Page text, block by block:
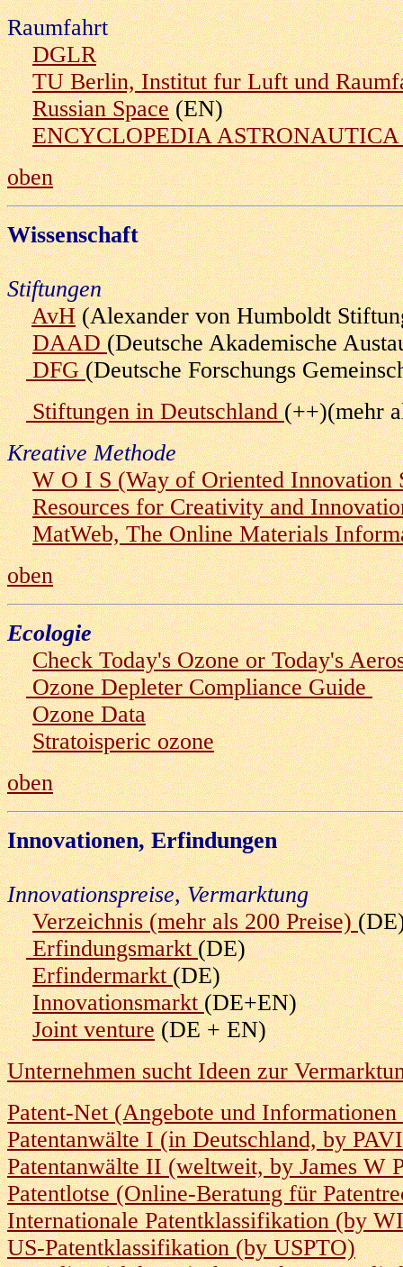
Raumfahrt
DGLR
TU Berlin, Institut fur Luft und
Russian Space(EN)
ENCYCLOPEDIA
oben
Wissenschaft
Stiftungen
AvH(Alexander von Humboldt
DAAD(Deutsche Akademische
DFG(Deutsche Forschungs
Stiftungen in Deutschland (++)(mehr
Kreative Methode
W O I S (Way of Oriented Innovation
Resources for Creativity and
MatWeb, The Online Materials
oben
Ecologie
Check Today's Ozone or Today's
Ozone Depleter Compliance Guide
Ozone Data
Stratoisperic ozone
oben
Innovationen, Erfindungen
Innovationspreise, Vermarktung
Verzeichnis (mehr als 200 Preise)
Erfindungsmarkt(DE)
Erfindermarkt(DE)
Innovationsmarkt(DE+EN)
Joint venture(DE + EN)
Unternehmen sucht Ideen zur
Patent-Net (Angebote und
Patentanwälte I (in Deutschland, by
Patentanwälte II (weltweit, by James W
Patentlotse (Online-Beratung für
Internationale Patentklassifikation (by
US-Patentklassifikation (by USPTO)